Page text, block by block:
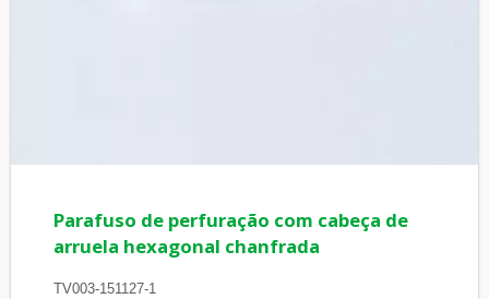
Parafuso de perfuração com cabeça de
arruela hexagonal chanfrada
TV003-151127-1